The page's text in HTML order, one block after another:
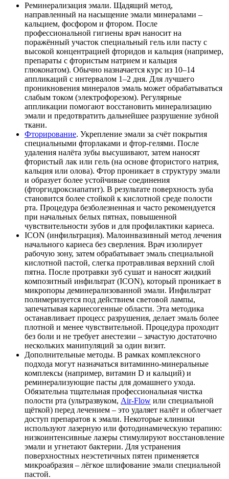
Реминерализация эмали. Щадящий метод,
направленный на насыщение эмали минералами –
кальцием, фосфором и фтором. После
профессиональной гигиены врач наносит на
поражённый участок специальный гель или пасту с
высокой концентрацией фторидов и кальция (например,
препараты с фтористым натрием и кальция
глюконатом). Обычно назначается курс из 10–14
аппликаций с интервалом 1–2 дня. Для лучшего
проникновения минералов эмаль может обрабатываться
слабым током (электрофорезом). Регулярные
аппликации помогают восстановить минерализацию
эмали и предотвратить дальнейшее разрушение зубной
ткани.
Фторирование. Укрепление эмали за счёт покрытия
специальными фторлаками и фтор-гелями. После
удаления налёта зубы высушивают, затем наносят
фтористый лак или гель (на основе фтористого натрия,
кальция или олова). Фтор проникает в структуру эмали
и образует более устойчивые соединения
(фторгидроксиапатит). В результате поверхность зуба
становится более стойкой к кислотной среде полости
рта. Процедура безболезненная и часто рекомендуется
при начальных белых пятнах, повышенной
чувствительности зубов и для профилактики кариеса.
ICON (инфильтрация). Малоинвазивный метод лечения
начального кариеса без сверления. Врач изолирует
рабочую зону, затем обрабатывает эмаль специальной
кислотной пастой, слегка протравливая верхний слой
пятна. После протравки зуб сушат и наносят жидкий
композитный инфильтрат (ICON), который проникает в
микропоры деминерализованной эмали. Инфильтрат
полимеризуется под действием световой лампы,
запечатывая кариесогенные области. Эта методика
останавливает процесс разрушения, делает эмаль более
плотной и менее чувствительной. Процедура проходит
без боли и не требует анестезии – зачастую достаточно
нескольких манипуляций за один визит.
Дополнительные методы. В рамках комплексного
подхода могут назначаться витаминно-минеральные
комплексы (например, витамин D и кальций) и
реминерализующие пасты для домашнего ухода.
Обязательна тщательная профессиональная чистка
полости рта (ультразвуком, Air-Flow или специальной
щёткой) перед лечением – это удаляет налёт и облегчает
доступ препаратов к эмали. Некоторые клиники
используют лазерную или фотодинамическую терапию:
низкоинтенсивные лазеры стимулируют восстановление
эмали и угнетают бактерии. Для устранения
поверхностных неэстетичных пятен применяется
микроабразия – лёгкое шлифование эмали специальной
пастой.